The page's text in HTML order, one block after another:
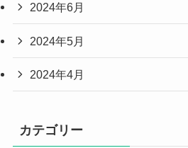
2024年6月
2024年5月
2024年4月
カテゴリー